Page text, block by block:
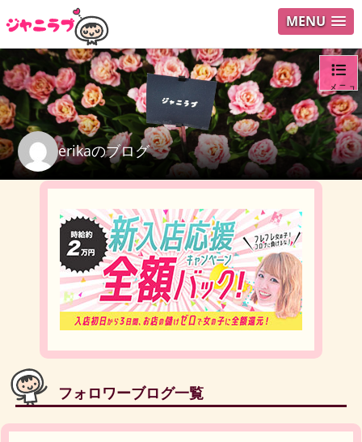
MENU
erikaのブログ
メニュ
ログイ
フォロワーブログ一覧